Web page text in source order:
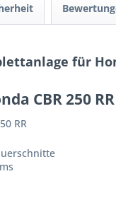
für
CBR 250 RR
RR